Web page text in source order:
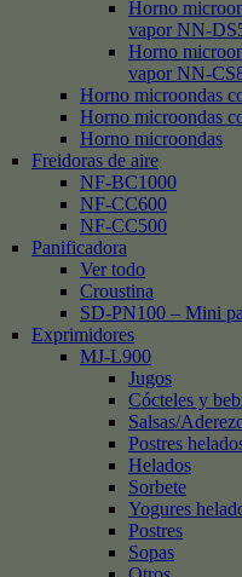
Horno
vapor NN-
Horno
vapor NN-
Horno microondas
Horno microondas
Horno microondas
Freidoras de aire
NF-BC1000
NF-CC600
NF-CC500
Panificadora
Ver todo
Croustina
SD-PN100 – Mini
Exprimidores
MJ-L900
Jugos
Cócteles y
Salsas/
Postres
Helados
Sorbete
Yogures
Postres
Sopas